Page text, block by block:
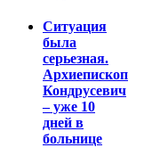
Ситуация
была
серьезная.
Архиепископ
Кондрусевич
– уже 10
дней в
больнице